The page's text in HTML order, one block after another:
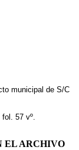
municipal de S/C
57 vº.
EL ARCHIVO